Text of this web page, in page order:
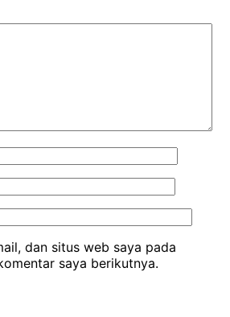
dan situs web saya pada
saya berikutnya.